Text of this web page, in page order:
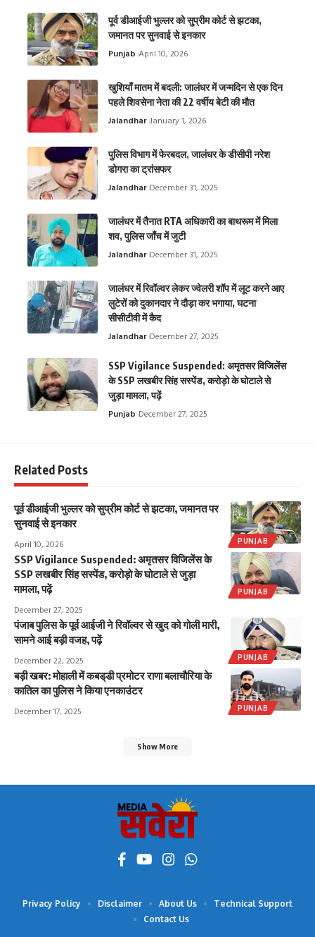
पूर्व डीआईजी भुल्लर को सुप्रीम कोर्ट से झटका,
जमानत पर सुनवाई से इनकार
Punjab April 10, 2026
खुशियाँ मातम में बदली: जालंधर में जन्मदिन से एक दिन
पहले शिवसेना नेता की 22 वर्षीय बेटी की मौत
Jalandhar January 1, 2026
पुलिस विभाग में फेरबदल, जालंधर के डीसीपी नरेश
डोगरा का ट्रांसफर
Jalandhar December 31, 2025
जालंधर में तैनात RTA अधिकारी का बाथरूम में मिला
शव, पुलिस जाँच में जुटी
Jalandhar December 31, 2025
जालंधर में रिवॉल्वर लेकर ज्वेलरी शॉप में लूट करने आए
लुटेरों को दुकानदार ने दौड़ा कर भगाया, घटना
सीसीटीवी में कैद
Jalandhar December 27, 2025
SSP Vigilance Suspended: अमृतसर विजिलेंस
के SSP लखबीर सिंह सस्पेंड, करोड़ो के घोटाले से
जुड़ा मामला, पढ़ें
Punjab December 27, 2025
Related Posts
PUNJAB
पूर्व डीआईजी भुल्लर को सुप्रीम कोर्ट से झटका, जमानत पर
सुनवाई से इनकार
April 10, 2026
PUNJAB
SSP Vigilance Suspended: अमृतसर विजिलेंस के
SSP लखबीर सिंह सस्पेंड, करोड़ो के घोटाले से जुड़ा
मामला, पढ़ें
December 27, 2025
PUNJAB
पंजाब पुलिस के पूर्व आईजी ने रिवॉल्वर से खुद को गोली मारी,
सामने आई बड़ी वजह, पढ़ें
December 22, 2025
PUNJAB
बड़ी खबर: मोहाली में कबड्‌डी प्रमोटर राणा बलाचौरिया के
कातिल का पुलिस ने किया एनकाउंटर
December 17, 2025
Show More
Privacy Policy Disclaimer About Us
Technical Support
Contact Us